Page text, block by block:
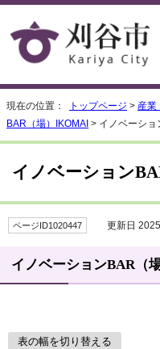
現在の位置： トップページ > 産業
BAR（場）IKOMAI > イノベーショ
イノベーション
ページID1020447 更新日 2025
イノベーションBAR（
表の幅を切り替える